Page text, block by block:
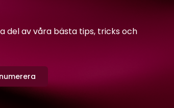
del av våra bästa tips, tricks och